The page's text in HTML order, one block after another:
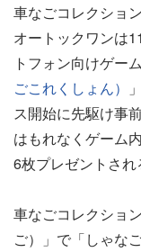
車なごコレクショ
オートックワンは
トフォン向けゲー
ごこれくしょん）
ス開始に先駆け事
はもれなくゲーム
6枚プレゼントされ
車なごコレクショ
ご）」で「しゃな